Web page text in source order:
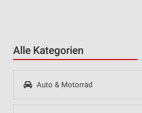
Alle Kategorien
Auto & Motorrad